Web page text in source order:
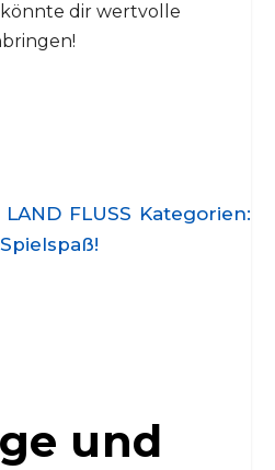
dir wertvolle
LAND FLUSS Kategorien:
und